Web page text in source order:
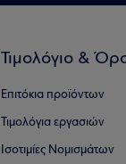
Τιμολόγιο &
Επιτόκια προϊόντων
Τιμολόγια εργασιών
Ισοτιμίες Νομισμάτων